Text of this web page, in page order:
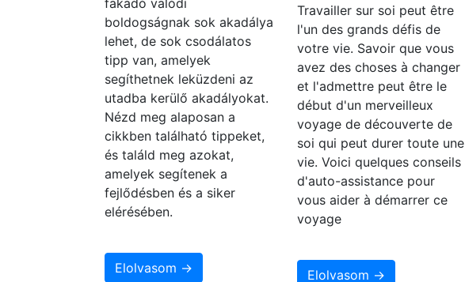
boldogságnak sok akadálya
lehet, de sok csodálatos
tipp van, amelyek
segíthetnek leküzdeni az
utadba kerülő akadályokat.
Nézd meg alaposan a
cikkben található tippeket,
és találd meg azokat,
amelyek segítenek a
fejlődésben és a siker
elérésében.
Elolvasom →
Travailler sur soi peut être
l'un des grands défis de
votre vie. Savoir que vous
avez des choses à changer
et l'admettre peut être le
début d'un merveilleux
voyage de découverte de
soi qui peut durer toute une
vie. Voici quelques conseils
d'auto-assistance pour
vous aider à démarrer ce
voyage
Elolvasom →